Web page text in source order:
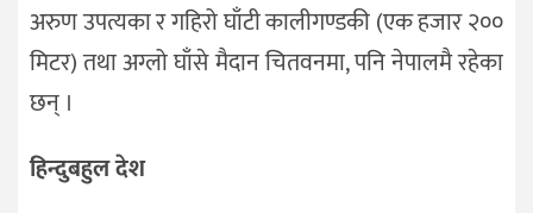
अरुण उपत्यका र गहिरो घाँटी कालीगण्डकी (एक हजार २००
मिटर) तथा अग्लो घाँसे मैदान चितवनमा, पनि नेपालमै रहेका
छन् ।
हिन्दुबहुल देश